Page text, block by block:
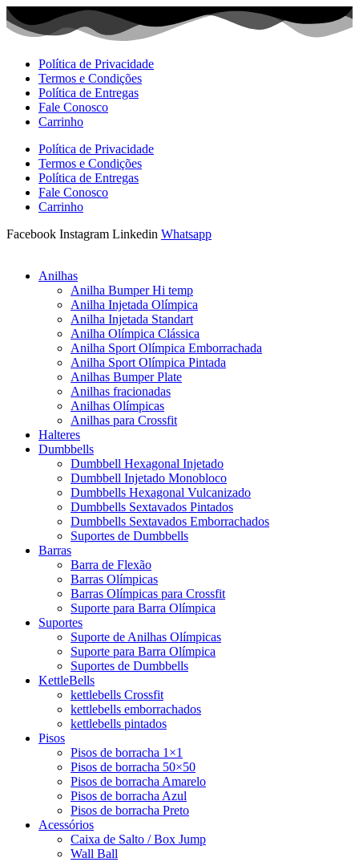
Ir
para
Política de Privacidade
Termos e Condições
Política de Entregas
Fale Conosco
Carrinho
Política de Privacidade
Termos e Condições
Política de Entregas
Fale Conosco
Carrinho
Facebook Instagram Linkedin Whatsapp
Anilhas
Anilha Bumper Hi temp
Anilha Injetada Olímpica
Anilha Injetada Standart
Anilha Olímpica Clássica
Anilha Sport Olímpica Emborrachada
Anilha Sport Olímpica Pintada
Anilhas Bumper Plate
Anilhas fracionadas
Anilhas Olímpicas
Anilhas para Crossfit
Halteres
Dumbbells
Dumbbell Hexagonal Injetado
Dumbbell Injetado Monobloco
Dumbbells Hexagonal Vulcanizado
Dumbbells Sextavados Pintados
Dumbbells Sextavados Emborrachados
Suportes de Dumbbells
Barras
Barra de Flexão
Barras Olímpicas
Barras Olímpicas para Crossfit
Suporte para Barra Olímpica
Suportes
Suporte de Anilhas Olímpicas
Suporte para Barra Olímpica
Suportes de Dumbbells
KettleBells
kettlebells Crossfit
kettlebells emborrachados
kettlebells pintados
Pisos
Pisos de borracha 1×1
Pisos de borracha 50×50
Pisos de borracha Amarelo
Pisos de borracha Azul
Pisos de borracha Preto
Acessórios
Caixa de Salto / Box Jump
Wall Ball